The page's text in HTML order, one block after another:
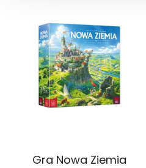
Gra Nowa Ziemia